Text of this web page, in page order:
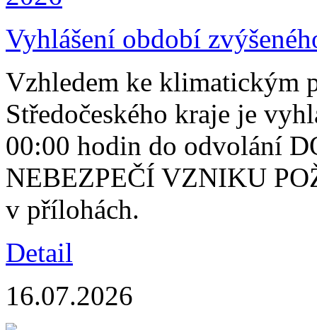
Vyhlášení období
Vzhledem ke klimatickým
Středočeského kraje je
00:00 hodin do odvolání
NEBEZPEČÍ VZNIKU
v přílohách.
Detail
16.07.2026